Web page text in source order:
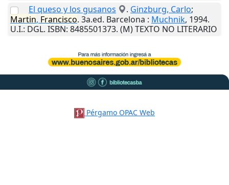
El queso y los gusanos
. Ginzburg, Carlo;
Martin, Francisco. 3a.ed. Barcelona : Muchnik, 1994.
U.I.: DGL. ISBN: 8485501373. (M) TEXTO NO LITERARIO
Pérgamo OPAC Web